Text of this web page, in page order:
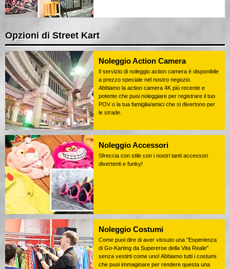
Opzioni di Street Kart
Noleggio Action Camera
Il servizio di noleggio action camera è disponibile
a prezzo speciale nel nostro negozio.
Abbiamo la action camera 4K più recente e
potente che puoi noleggiare per registrare il tuo
POV o la tua famiglia/amici che si divertono per
le strade.
Noleggio Accessori
Sfreccia con stile con i nostri tanti accessori
divertenti e funky!
Noleggio Costumi
Come puoi dire di aver vissuto una "Esperienza
di Go-Karting da Supereroe della Vita Reale"
senza vestirti come uno! Abbiamo tutti i costumi
che puoi immaginare per rendere questa una